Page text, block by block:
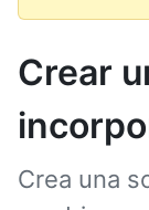
Crear
Crea una